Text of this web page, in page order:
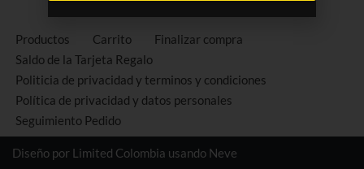
Productos Carrito
Finalizar compra
Saldo de la Tarjeta Regalo
Politicia de privacidad y terminos y condiciones
Política de privacidad y datos personales
Seguimiento Pedido
Diseño por Limited Colombia usando Neve